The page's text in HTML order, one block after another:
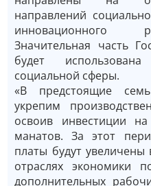
направлений
инновационного
Значительная часть
будет
социальной сферы.
«В предстоящие
укрепим
освоив инвестиции
манатов. За этот
платы будут
отраслях экономики
дополнительных